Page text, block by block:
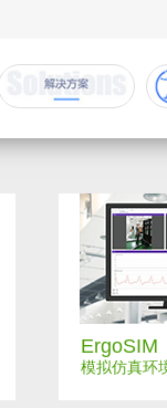
ErgoSIM
模拟仿真环